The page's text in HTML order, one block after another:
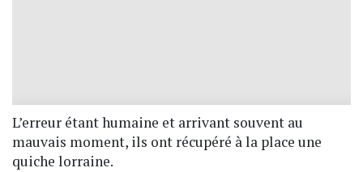
L’erreur étant humaine et arrivant souvent au
mauvais moment, ils ont récupéré à la place une
quiche lorraine.